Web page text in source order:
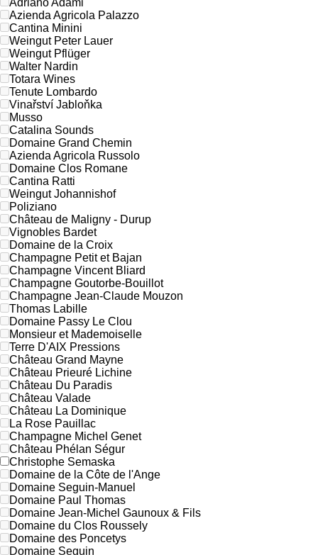
Azienda Agricola Palazzo
Cantina Minini
Weingut Peter Lauer
Weingut Pflüger
Walter Nardin
Totara Wines
Tenute Lombardo
Vinařství Jabloňka
Musso
Catalina Sounds
Domaine Grand Chemin
Azienda Agricola Russolo
Domaine Clos Romane
Cantina Ratti
Weingut Johannishof
Poliziano
Château de Maligny - Durup
Vignobles Bardet
Domaine de la Croix
Champagne Petit et Bajan
Champagne Vincent Bliard
Champagne Goutorbe-Bouillot
Champagne Jean-Claude Mouzon
Thomas Labille
Domaine Passy Le Clou
Monsieur et Mademoiselle
Terre D'AIX Pressions
Château Grand Mayne
Château Prieuré Lichine
Château Du Paradis
Château Valade
Château La Dominique
La Rose Pauillac
Champagne Michel Genet
Château Phélan Ségur
Christophe Semaska
Domaine de la Côte de l'Ange
Domaine Seguin-Manuel
Domaine Paul Thomas
Domaine Jean-Michel Gaunoux & Fils
Domaine du Clos Roussely
Domaine des Poncetys
Domaine Seguin